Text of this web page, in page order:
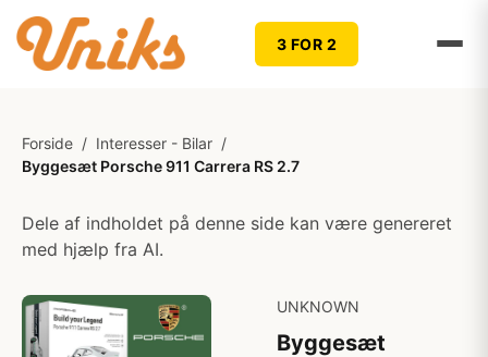
3 FOR 2
Forside / Interesser - Bilar /
Byggesæt Porsche 911 Carrera RS 2.7
Dele af indholdet på denne side kan være genereret
med hjælp fra AI.
UNKNOWN
Byggesæt